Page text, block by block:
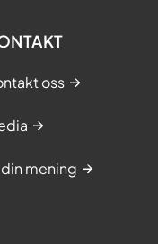
oss
din mening